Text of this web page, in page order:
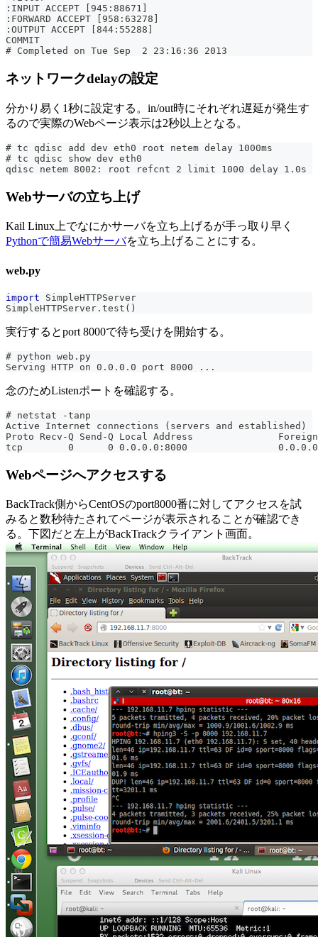
:INPUT ACCEPT [945:88671]
:FORWARD ACCEPT [958:63278]
:OUTPUT ACCEPT [844:55288]
COMMIT
# Completed on Tue Sep  2 23:16:36 2013
ネットワークdelayの設定
分かり易く1秒に設定する。in/out時にそれぞれ遅延が発生す
るので実際のWebページ表示は2秒以上となる。
# tc qdisc add dev eth0 root netem delay 1000ms
# tc qdisc show dev eth0
qdisc netem 8002: root refcnt 2 limit 1000 delay 1.0s
Webサーバの立ち上げ
Kail Linux上でなにかサーバを立ち上げるが手っ取り早く
Pythonで簡易Webサーバを立ち上げることにする。
web.py
import SimpleHTTPServer
SimpleHTTPServer . test ( )
実行するとport 8000で待ち受けを開始する。
# python web.py
Serving HTTP on 0.0.0.0 port 8000 ...
念のためListenポートを確認する。
# netstat -tanp
Active Internet connections (servers and established)
Proto Recv-Q Send-Q Local Address
tcp        0      0 0.0.0.0:8000
Webページへアクセスする
BackTrack側からCentOSのport8000番に対してアクセスを試
みると数秒待たされてページが表示されることが確認でき
る。下図だと左上がBackTrackクライアント画面。